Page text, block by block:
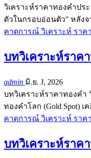
วิเคราะห์ราคาทองคำปร
ตัวในกรอบอ่อนตัว" หลัง
คาดการณ์ วิเคราะห์ ราค
บทวิเคราะห์ราค
admin มิ.ย. J, 2026
บทวิเคราะห์ราคาทองคำ
ทองคำโลก (Gold Spot)
คาดการณ์ วิเคราะห์ ราค
บทวิเคราะห์ราค